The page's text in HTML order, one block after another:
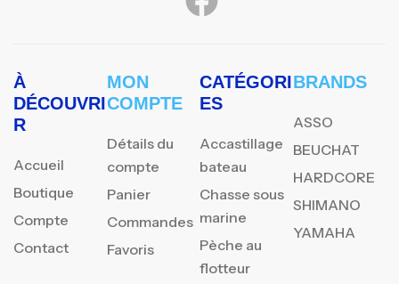
À
DÉCOUVRI
R
Accueil
Boutique
Compte
Contact
MON
COMPTE
Détails du
compte
Panier
Commandes
Favoris
CATÉGORI
ES
Accastillage
bateau
Chasse sous
marine
Pèche au
flotteur
BRANDS
ASSO
BEUCHAT
HARDCORE
SHIMANO
YAMAHA